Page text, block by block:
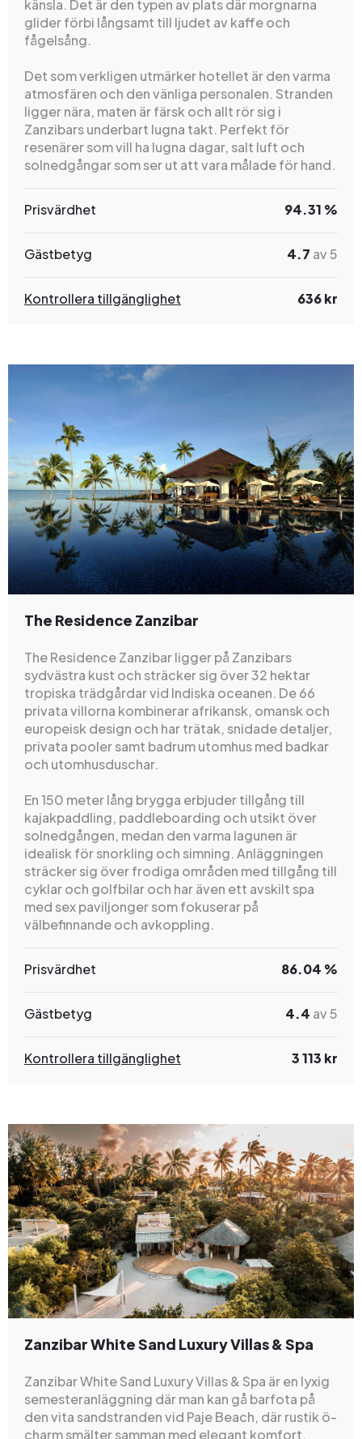
känsla. Det är den typen av plats där morgnarna
glider förbi långsamt till ljudet av kaffe och
fågelsång.
Det som verkligen utmärker hotellet är den varma
atmosfären och den vänliga personalen. Stranden
ligger nära, maten är färsk och allt rör sig i
Zanzibars underbart lugna takt. Perfekt för
resenärer som vill ha lugna dagar, salt luft och
solnedgångar som ser ut att vara målade för hand.
Prisvärdhet 94.31 %
Gästbetyg 4.7 av 5
Kontrollera tillgänglighet 636 kr
The Residence Zanzibar
The Residence Zanzibar ligger på Zanzibars
sydvästra kust och sträcker sig över 32 hektar
tropiska trädgårdar vid Indiska oceanen. De 66
privata villorna kombinerar afrikansk, omansk och
europeisk design och har trätak, snidade detaljer,
privata pooler samt badrum utomhus med badkar
och utomhusduschar.
En 150 meter lång brygga erbjuder tillgång till
kajakpaddling, paddleboarding och utsikt över
solnedgången, medan den varma lagunen är
idealisk för snorkling och simning. Anläggningen
sträcker sig över frodiga områden med tillgång till
cyklar och golfbilar och har även ett avskilt spa
med sex paviljonger som fokuserar på
välbefinnande och avkoppling.
Prisvärdhet 86.04 %
Gästbetyg 4.4 av 5
Kontrollera tillgänglighet 3 113 kr
Zanzibar White Sand Luxury Villas & Spa
Zanzibar White Sand Luxury Villas & Spa är en lyxig
semesteranläggning där man kan gå barfota på
den vita sandstranden vid Paje Beach, där rustik ö-
charm smälter samman med elegant komfort.